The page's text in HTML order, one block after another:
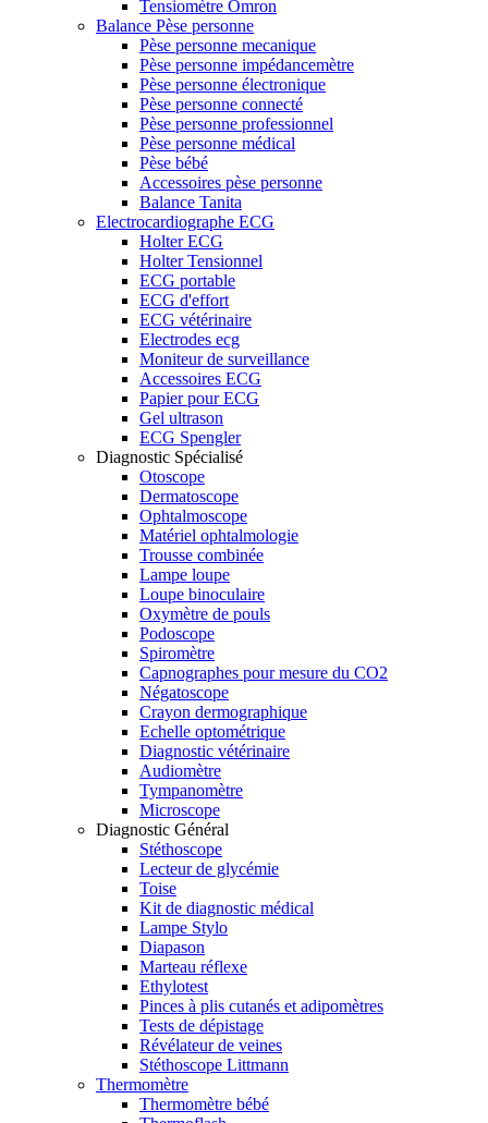
Tensiomètre Omron
Balance Pèse personne
Pèse personne mecanique
Pèse personne impédancemètre
Pèse personne électronique
Pèse personne connecté
Pèse personne professionnel
Pèse personne médical
Pèse bébé
Accessoires pèse personne
Balance Tanita
Electrocardiographe ECG
Holter ECG
Holter Tensionnel
ECG portable
ECG d'effort
ECG vétérinaire
Electrodes ecg
Moniteur de surveillance
Accessoires ECG
Papier pour ECG
Gel ultrason
ECG Spengler
Diagnostic Spécialisé
Otoscope
Dermatoscope
Ophtalmoscope
Matériel ophtalmologie
Trousse combinée
Lampe loupe
Loupe binoculaire
Oxymètre de pouls
Podoscope
Spiromètre
Capnographes pour mesure du CO2
Négatoscope
Crayon dermographique
Echelle optométrique
Diagnostic vétérinaire
Audiomètre
Tympanomètre
Microscope
Diagnostic Général
Stéthoscope
Lecteur de glycémie
Toise
Kit de diagnostic médical
Lampe Stylo
Diapason
Marteau réflexe
Ethylotest
Pinces à plis cutanés et adipomètres
Tests de dépistage
Révélateur de veines
Stéthoscope Littmann
Thermomètre
Thermomètre bébé